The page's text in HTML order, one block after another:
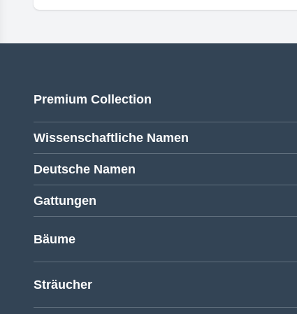
Premium Collection
Wissenschaftliche Namen
Deutsche Namen
Gattungen
Bäume
Sträucher